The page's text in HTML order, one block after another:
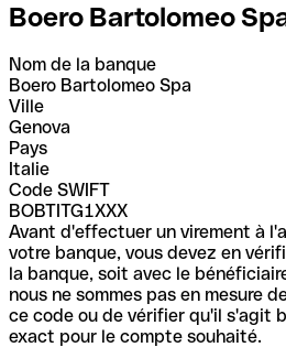
Boero Bartolomeo
Nom de la banque
Boero Bartolomeo Spa
Ville
Genova
Pays
Italie
Code SWIFT
BOBTITG1XXX
Avant d'effectuer un virement à
votre banque, vous devez en
la banque, soit avec le
nous ne sommes pas en mesure
ce code ou de vérifier qu'il s'agit
exact pour le compte souhaité.